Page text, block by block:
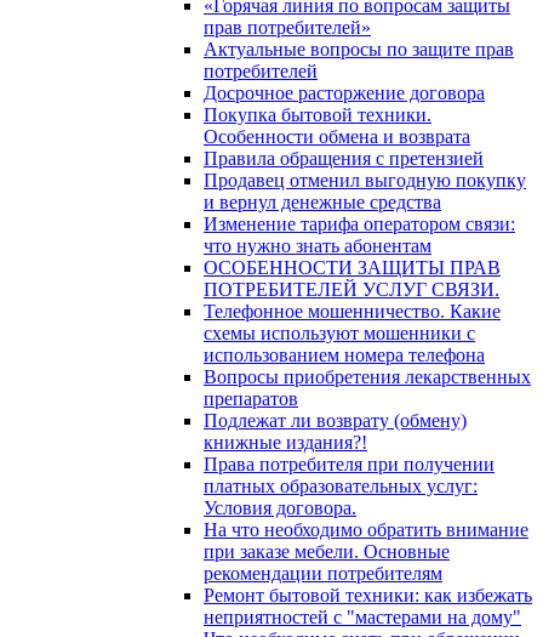
«Горячая линия по вопросам защиты
прав потребителей»
Актуальные вопросы по защите прав
потребителей
Досрочное расторжение договора
Покупка бытовой техники.
Особенности обмена и возврата
Правила обращения с претензией
Продавец отменил выгодную покупку
и вернул денежные средства
Изменение тарифа оператором связи:
что нужно знать абонентам
ОСОБЕННОСТИ ЗАЩИТЫ ПРАВ
ПОТРЕБИТЕЛЕЙ УСЛУГ СВЯЗИ.
Телефонное мошенничество. Какие
схемы используют мошенники с
использованием номера телефона
Вопросы приобретения лекарственных
препаратов
Подлежат ли возврату (обмену)
книжные издания?!
Права потребителя при получении
платных образовательных услуг:
Условия договора.
На что необходимо обратить внимание
при заказе мебели. Основные
рекомендации потребителям
Ремонт бытовой техники: как избежать
неприятностей с "мастерами на дому"